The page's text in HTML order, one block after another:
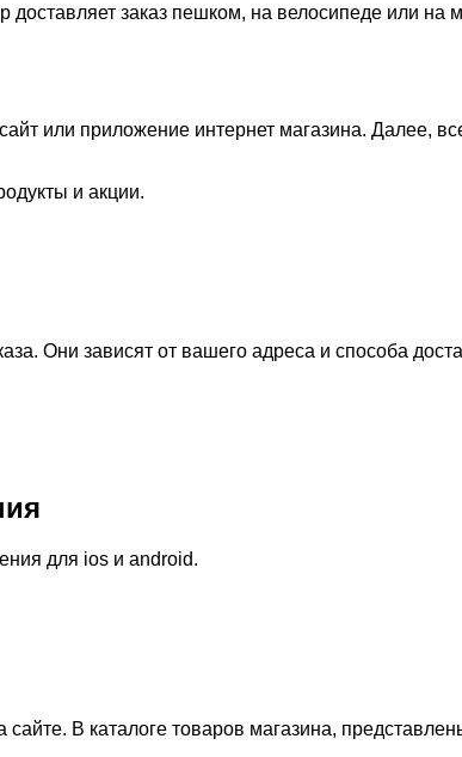
доставляет заказ пешком, на велосипеде или на
или приложение интернет магазина. Далее,
и акции.
Они зависят от вашего адреса и способа
для ios и android.
В каталоге товаров магазина,